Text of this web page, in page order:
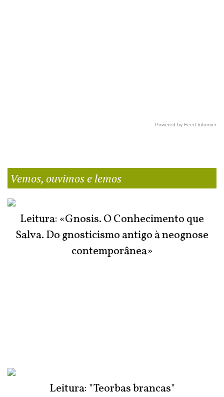
Powered by Feed Informer
Vemos, ouvimos e lemos
Leitura: «Gnosis. O Conhecimento que
Salva. Do gnosticismo antigo à neognose
contemporânea»
Leitura: "Teorbas brancas"